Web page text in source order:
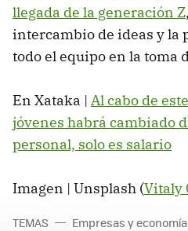
llegada de la generación Z
intercambio de ideas y la
todo el equipo en la toma
En Xataka | Al cabo de
jóvenes habrá cambiado
personal, solo es salario
Imagen | Unsplash (Vitaly
TEMAS Empresas y economía